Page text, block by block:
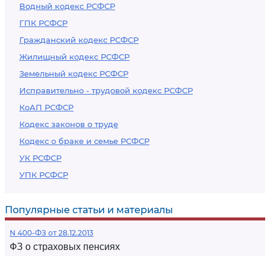
Водный кодекс РСФСР
ГПК РСФСР
Гражданский кодекс РСФСР
Жилищный кодекс РСФСР
Земельный кодекс РСФСР
Исправительно - трудовой кодекс РСФСР
КоАП РСФСР
Кодекс законов о труде
Кодекс о браке и семье РСФСР
УК РСФСР
УПК РСФСР
Популярные статьи и материалы
N 400-ФЗ от 28.12.2013
ФЗ о страховых пенсиях